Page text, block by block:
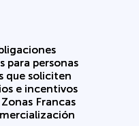
para personas
que soliciten
e incentivos
Francas